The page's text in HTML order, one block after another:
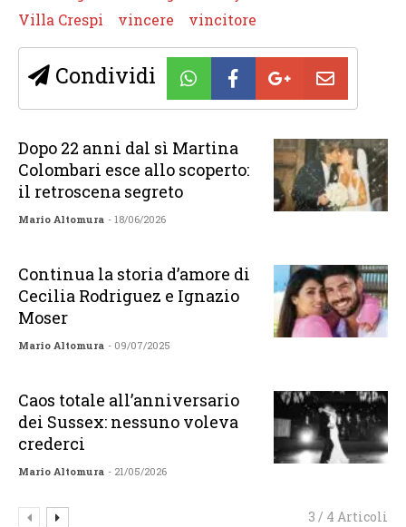
Villa Crespi
vincere vincitore
Condividi
Dopo 22 anni dal sì Martina
Colombari esce allo scoperto:
il retroscena segreto
Mario Altomura - 18/06/2026
Continua la storia d’amore di
Cecilia Rodriguez e Ignazio
Moser
Mario Altomura - 09/07/2025
Caos totale all’anniversario
dei Sussex: nessuno voleva
crederci
Mario Altomura - 21/05/2026
3 / 4 Articoli